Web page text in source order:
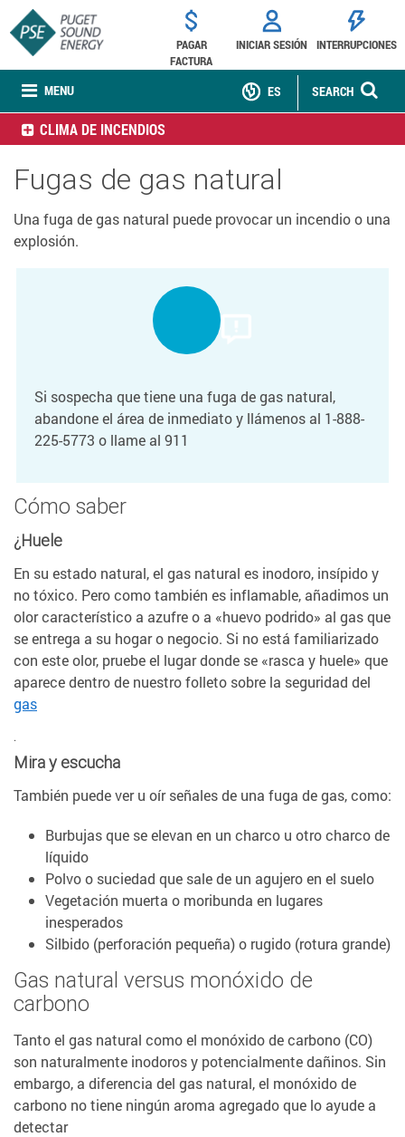
MENU
PAGAR
FACTURA
INICIAR SESIÓN INTERRUPCIONES
SEARCH
ES
CLIMA DE INCENDIOS
Fugas de gas natural
Una fuga de gas natural puede provocar un incendio o una
explosión.
Si sospecha que tiene una fuga de gas natural,
abandone el área de inmediato y llámenos al 1-888-
225-5773 o llame al 911
Cómo saber
¿Huele
En su estado natural, el gas natural es inodoro, insípido y
no tóxico. Pero como también es inflamable, añadimos un
olor característico a azufre o a «huevo podrido» al gas que
se entrega a su hogar o negocio. Si no está familiarizado
con este olor, pruebe el lugar donde se «rasca y huele» que
aparece dentro de nuestro folleto sobre la seguridad del
gas
.
Mira y escucha
También puede ver u oír señales de una fuga de gas, como:
Burbujas que se elevan en un charco u otro charco de
líquido
Polvo o suciedad que sale de un agujero en el suelo
Vegetación muerta o moribunda en lugares
inesperados
Silbido (perforación pequeña) o rugido (rotura grande)
Gas natural versus monóxido de
carbono
Tanto el gas natural como el monóxido de carbono (CO)
son naturalmente inodoros y potencialmente dañinos. Sin
embargo, a diferencia del gas natural, el monóxido de
carbono no tiene ningún aroma agregado que lo ayude a
detectar